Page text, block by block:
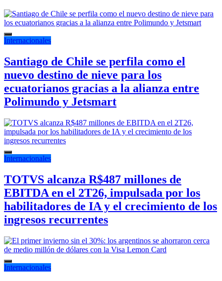
Internacionales
Santiago de Chile se perfila como el
nuevo destino de nieve para los
ecuatorianos gracias a la alianza entre
Polimundo y Jetsmart
Internacionales
TOTVS alcanza R$487 millones de
EBITDA en el 2T26, impulsada por los
habilitadores de IA y el crecimiento de los
ingresos recurrentes
Internacionales